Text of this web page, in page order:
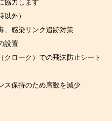
外）
、感染リンク追跡対策
設置
クローク）での飛沫防止シート
ス保持のため席数を減少